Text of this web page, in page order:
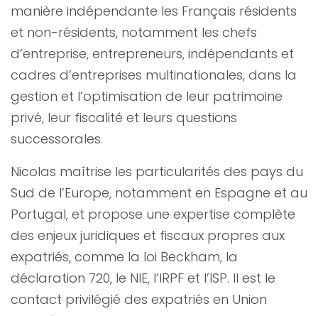
manière indépendante les Français résidents
et non-résidents, notamment les chefs
d’entreprise, entrepreneurs, indépendants et
cadres d’entreprises multinationales, dans la
gestion et l’optimisation de leur patrimoine
privé, leur fiscalité et leurs questions
successorales.
Nicolas maîtrise les particularités des pays du
Sud de l’Europe, notamment en Espagne et au
Portugal, et propose une expertise complète
des enjeux juridiques et fiscaux propres aux
expatriés, comme la loi Beckham, la
déclaration 720, le NIE, l’IRPF et l’ISP. Il est le
contact privilégié des expatriés en Union